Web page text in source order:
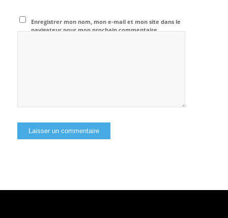
Enregistrer mon nom, mon e-mail et mon site dans le
navigateur pour mon prochain commentaire.